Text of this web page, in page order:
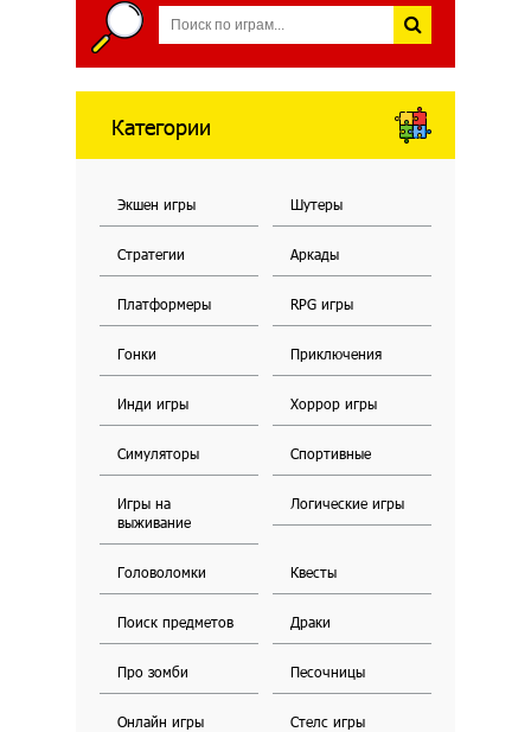
Категории
Экшен игры Шутеры
Стратегии Аркады
Платформеры RPG игры
Гонки Приключения
Инди игры Хоррор игры
Симуляторы Спортивные
Игры на
выживание
Логические игры
Головоломки Квесты
Поиск предметов Драки
Про зомби Песочницы
Онлайн игры Стелс игры